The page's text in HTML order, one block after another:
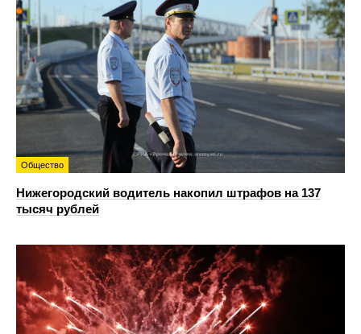
Общество
Нижегородский водитель накопил штрафов на 137
тысяч рублей